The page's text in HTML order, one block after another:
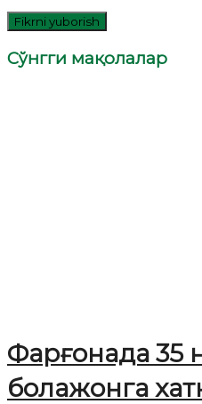
Сўнгги мақолалар
Фарғонада 35
болажонга